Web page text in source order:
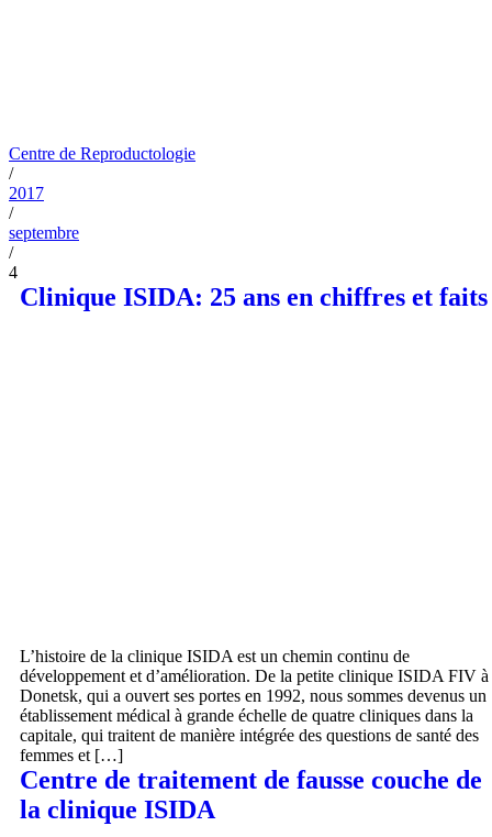
Centre de Reproductologie
/
2017
/
septembre
/
4
Clinique ISIDA: 25 ans en chiffres et faits
L’histoire de la clinique ISIDA est un chemin continu de
développement et d’amélioration. De la petite clinique ISIDA FIV à
Donetsk, qui a ouvert ses portes en 1992, nous sommes devenus un
établissement médical à grande échelle de quatre cliniques dans la
capitale, qui traitent de manière intégrée des questions de santé des
femmes et […]
Centre de traitement de fausse couche de
la clinique ISIDA